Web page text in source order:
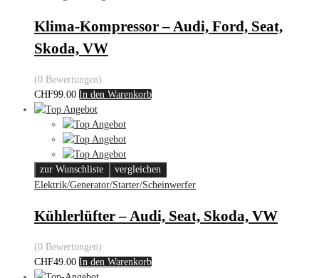
Klima-Kompressor – Audi, Ford, Seat,
Skoda, VW
(0 Bewertungen)
CHF99.00 In den Warenkorb
zur Wunschliste
vergleichen
Elektrik/Generator/Starter/Scheinwerfer
Kühlerlüfter – Audi, Seat, Skoda, VW
(0 Bewertungen)
CHF49.00 In den Warenkorb